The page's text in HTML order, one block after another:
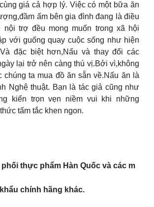
giá cả hợp lý. Việc có một bữa ăn
ấm bên gia đình đang là điều
nội trợ đều mong muốn trong xã hội
với guống quay cuộc sống như hiện
đặc biệt hơn,Nấu và thay đổi các
lại trở nên càng thú vị.Bởi vì,không
chúng ta mua đồ ăn sẵn về.Nấu ăn là
Nghệ thuật. Bạn là tác giả cũng như
kiến trọn vẹn niềm vui khi những
tấm tắc khen ngon.
thực phẩm Hàn Quốc và các m
chính hãng khác.